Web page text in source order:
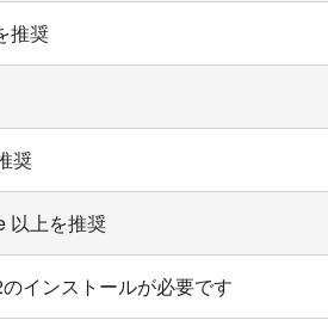
推奨
奨
以上を推奨
インストールが必要です